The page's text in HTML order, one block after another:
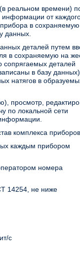
реальном времени)
информации от
в
данных.
деталей путем
в сохраняемую на
сопрягаемых деталей
в базу
натягов в
просмотр,
по локальной сети
комплекса приборов
каждым прибором
номера
14254, не ниже
с